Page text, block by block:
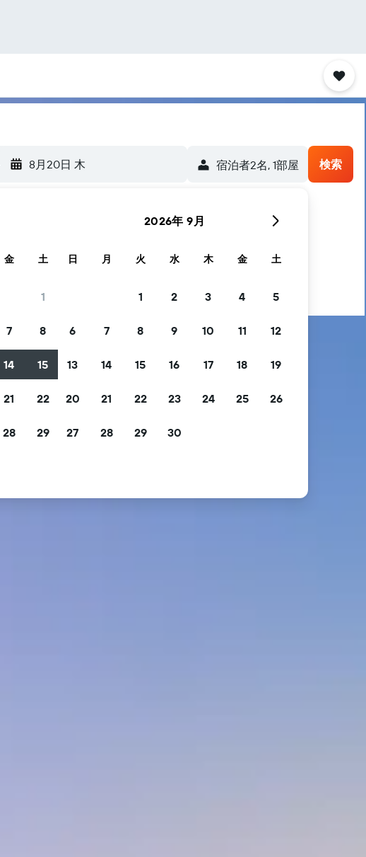
8月20日 木 宿泊者2名, 1​部屋 検索
金 土
1
7 8
14 15
21 22
28 29
2026年 9月
日 月 火 水 木 金 土
1 2 3 4 5
6 7 8 9 10 11 12
13 14 15 16 17 18 19
20 21 22 23 24 25 26
27 28 29 30